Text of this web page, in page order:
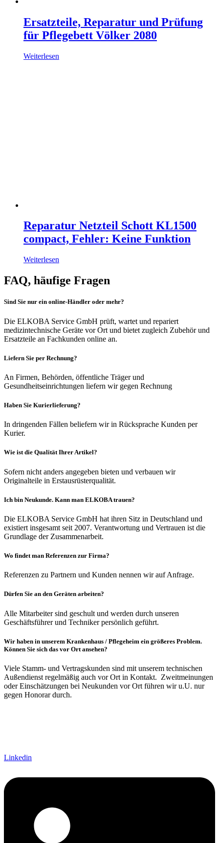
Ersatzteile, Reparatur und Prüfung
für Pflegebett Völker 2080
Weiterlesen
Reparatur Netzteil Schott KL1500
compact, Fehler: Keine Funktion
Weiterlesen
FAQ, häufige Fragen
Sind Sie nur ein online-Händler oder mehr?
Die ELKOBA Service GmbH prüft, wartet und repariert
medizintechnische Geräte vor Ort und bietet zugleich Zubehör und
Ersatzteile an Fachkunden online an.
Liefern Sie per Rechnung?
An Firmen, Behörden, öffentliche Träger und
Gesundheitseinrichtungen liefern wir gegen Rechnung
Haben Sie Kurierlieferung?
In dringenden Fällen beliefern wir in Rücksprache Kunden per
Kurier.
Wie ist die Qualität Ihrer Artikel?
Sofern nicht anders angegeben bieten und verbauen wir
Originalteile in Erstausrüsterqualität.
Ich bin Neukunde. Kann man ELKOBA trauen?
Die ELKOBA Service GmbH hat ihren Sitz in Deutschland und
existiert insgesamt seit 2007. Verantwortung und Vertrauen ist die
Grundlage der Zusammenarbeit.
Wo findet man Referenzen zur Firma?
Referenzen zu Partnern und Kunden nennen wir auf Anfrage.
Dürfen Sie an den Geräten arbeiten?
Alle Mitarbeiter sind geschult und werden durch unseren
Geschäftsführer und Techniker persönlich geführt.
Wir haben in unserem Krankenhaus / Pflegeheim ein größeres Problem.
Können Sie sich das vor Ort ansehen?
Viele Stamm- und Vertragskunden sind mit unserem technischen
Außendienst regelmäßig auch vor Ort in Kontakt. Zweitmeinungen
oder Einschätzungen bei Neukunden vor Ort führen wir u.U. nur
gegen Honorar durch.
Linkedin